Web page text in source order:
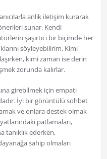
anlık iletişim kurarak
sunar. Kendi
şaşırtıcı bir biçimde her
söyleyebilirim. Kimi
kimi zaman ise derin
zorunda kalırlar.
girebilmek için empati
İyi bir görüntülü sohbet
ve onlara destek olmak
patlamaları,
tanıklık ederken,
sahip olmaları